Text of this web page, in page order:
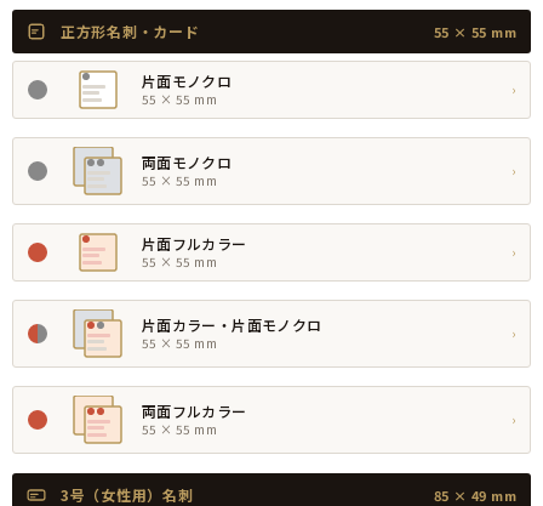
正方形名刺・カード 55 × 55 mm
片面モノクロ
55 × 55 mm
›
両面モノクロ
55 × 55 mm
›
片面フルカラー
55 × 55 mm
›
片面カラー・片面モノクロ
55 × 55 mm
›
両面フルカラー
55 × 55 mm
›
3号（女性用）名刺 85 × 49 mm